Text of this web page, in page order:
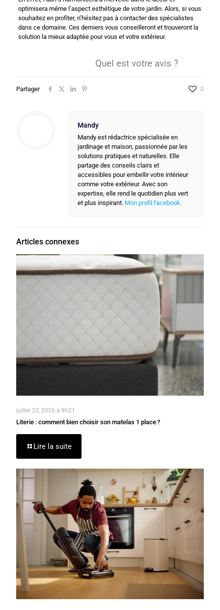
optimisera même l’aspect esthétique de votre jardin. Alors, si vous
souhaitez en profiter, n’hésitez pas à contacter des spécialistes
dans ce domaine. Ces derniers vous conseilleront et trouveront la
solution la mieux adaptée pour vous et votre extérieur.
Quel est votre avis ?
Partager 0
Mandy
Mandy est rédactrice spécialisée en
jardinage et maison, passionnée par les
solutions pratiques et naturelles. Elle
partage des conseils clairs et
accessibles pour embellir votre intérieur
comme votre extérieur. Avec son
expertise, elle rend le quotidien plus vert
et plus inspirant. Mon profil facebook.
Articles connexes
juillet 22, 2026 à 8h21
Literie : comment bien choisir son matelas 1 place ?
Lire la suite